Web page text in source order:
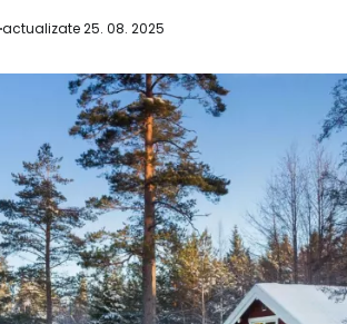
actualizate 25. 08. 2025